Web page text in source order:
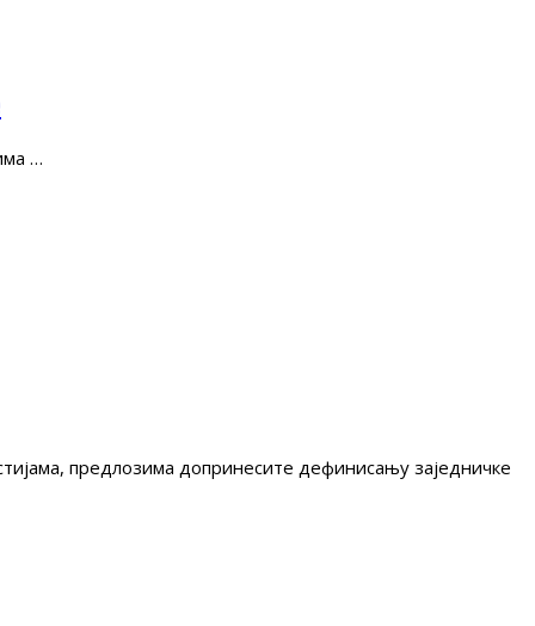
…
предлозима допринесите дефинисању заједничке